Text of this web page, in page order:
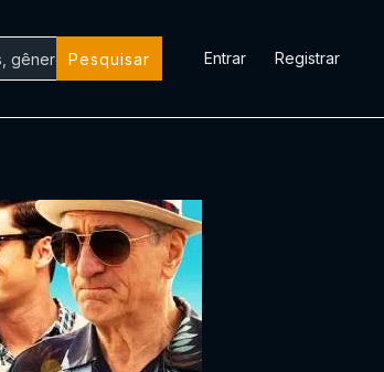
Pesquisar Entrar Registrar